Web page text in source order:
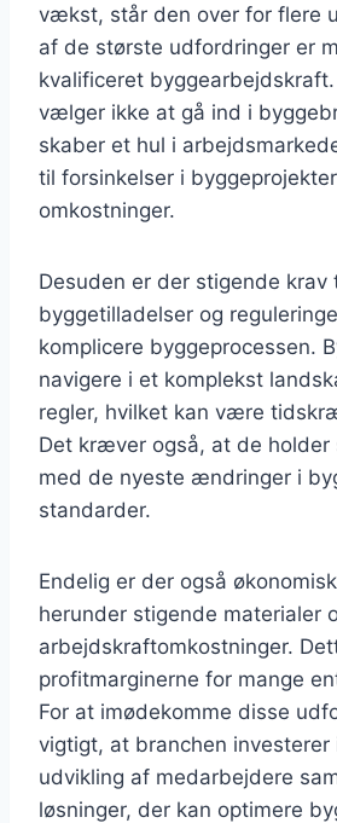
vækst, står den over for flere
af de største udfordringer er
kvalificeret
vælger ikke at gå ind i
skaber et hul i
til forsinkelser i
omkostninger.
Desuden er der stigende krav
byggetilladelser og
komplicere byggeprocessen.
navigere i et komplekst
regler, hvilket kan være
Det kræver også, at de holder
med de nyeste ændringer i
standarder.
Endelig er der også
herunder stigende materialer
arbejdskraftomkostninger.
profitmarginerne for mange
For at imødekomme disse
vigtigt, at branchen investerer
udvikling af medarbejdere
løsninger, der kan optimere